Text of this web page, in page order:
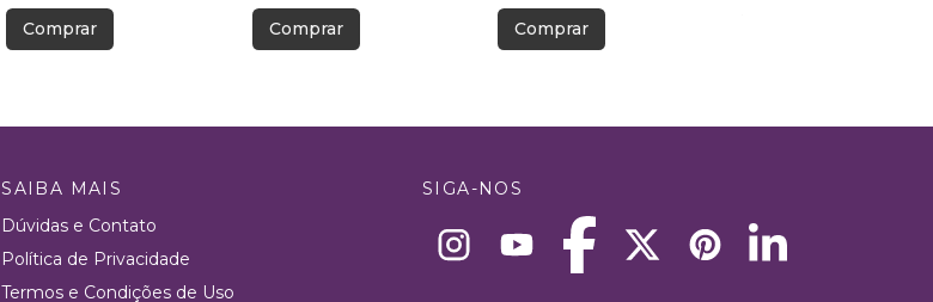
Comprar
Comprar Comprar
SAIBA MAIS
Dúvidas e Contato
Política de Privacidade
Termos e Condições de Uso
SIGA-NOS